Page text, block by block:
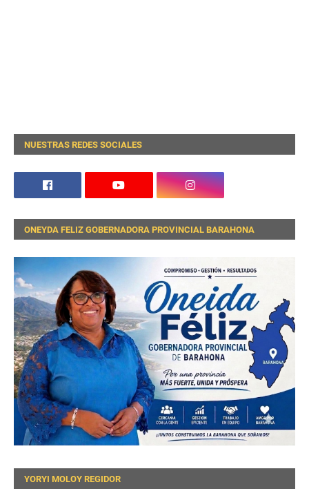
NUESTRAS REDES SOCIALES
ONEYDA FELIZ GOBERNADORA PROVINCIAL BARAHONA
YORYI MOLOY REGIDOR